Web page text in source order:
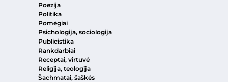
Poezija
Politika
Pomėgiai
Psichologija, sociologija
Publicistika
Rankdarbiai
Receptai, virtuvė
Religija, teologija
Šachmatai, šaškės